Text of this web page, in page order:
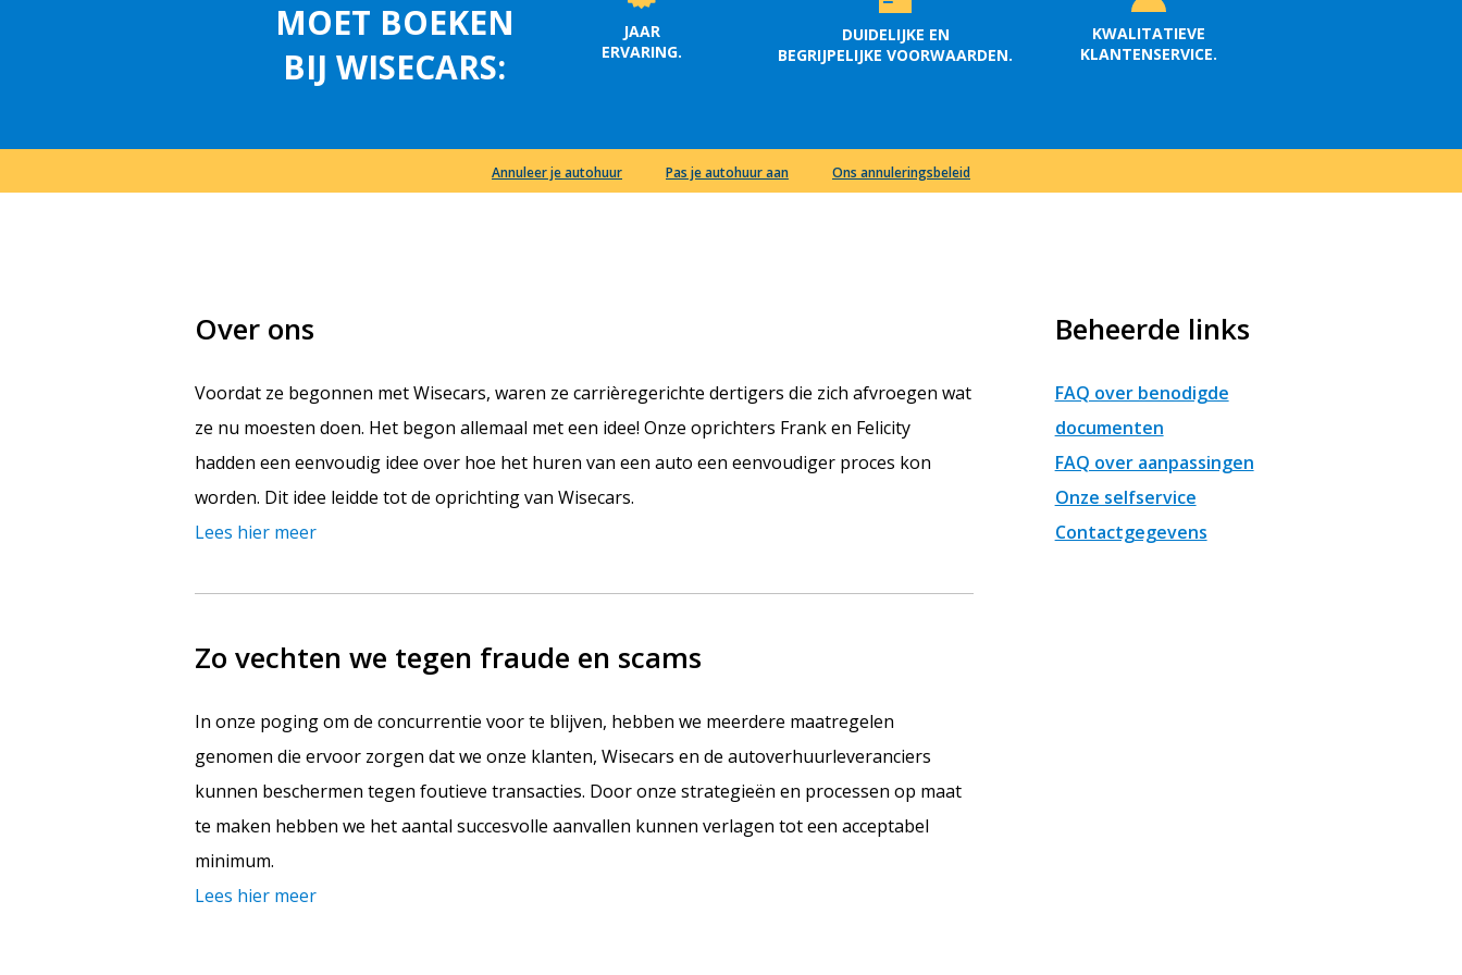
MOET BOEKEN
BIJ WISECARS:
JAAR
ERVARING.
DUIDELIJKE EN
BEGRIJPELIJKE VOORWAARDEN.
KWALITATIEVE
KLANTENSERVICE.
Annuleer je autohuur Pas je autohuur aan Ons annuleringsbeleid
Over ons
Voordat ze begonnen met Wisecars, waren ze carrièregerichte dertigers die zich afvroegen wat
ze nu moesten doen. Het begon allemaal met een idee! Onze oprichters Frank en Felicity
hadden een eenvoudig idee over hoe het huren van een auto een eenvoudiger proces kon
worden. Dit idee leidde tot de oprichting van Wisecars.
Lees hier meer
Zo vechten we tegen fraude en scams
In onze poging om de concurrentie voor te blijven, hebben we meerdere maatregelen
genomen die ervoor zorgen dat we onze klanten, Wisecars en de autoverhuurleveranciers
kunnen beschermen tegen foutieve transacties. Door onze strategieën en processen op maat
te maken hebben we het aantal succesvolle aanvallen kunnen verlagen tot een acceptabel
minimum.
Lees hier meer
Beheerde links
FAQ over benodigde
documenten
FAQ over aanpassingen
Onze selfservice
Contactgegevens